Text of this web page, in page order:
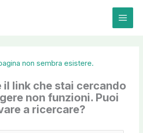
non sembra esistere.
il link che stai cercando
non funzioni. Puoi
a ricercare?